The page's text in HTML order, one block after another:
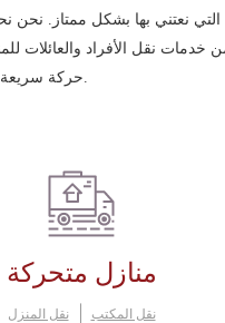
التي نعتني بها بشكل ممتاز. نحن
خدمات نقل الأفراد والعائلات
منازل متحركة
نقل المنزل نقل المكتب